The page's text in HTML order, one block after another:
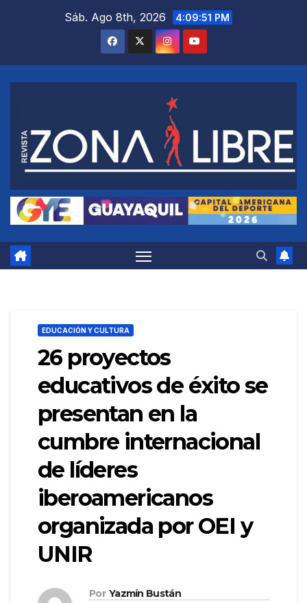
Sáb. Ago 8th, 2026 4:09:53 PM
EDUCACIÓN Y CULTURA
26 proyectos
educativos de éxito se
presentan en la
cumbre internacional
de líderes
iberoamericanos
organizada por OEI y
UNIR
Por Yazmín Bustán